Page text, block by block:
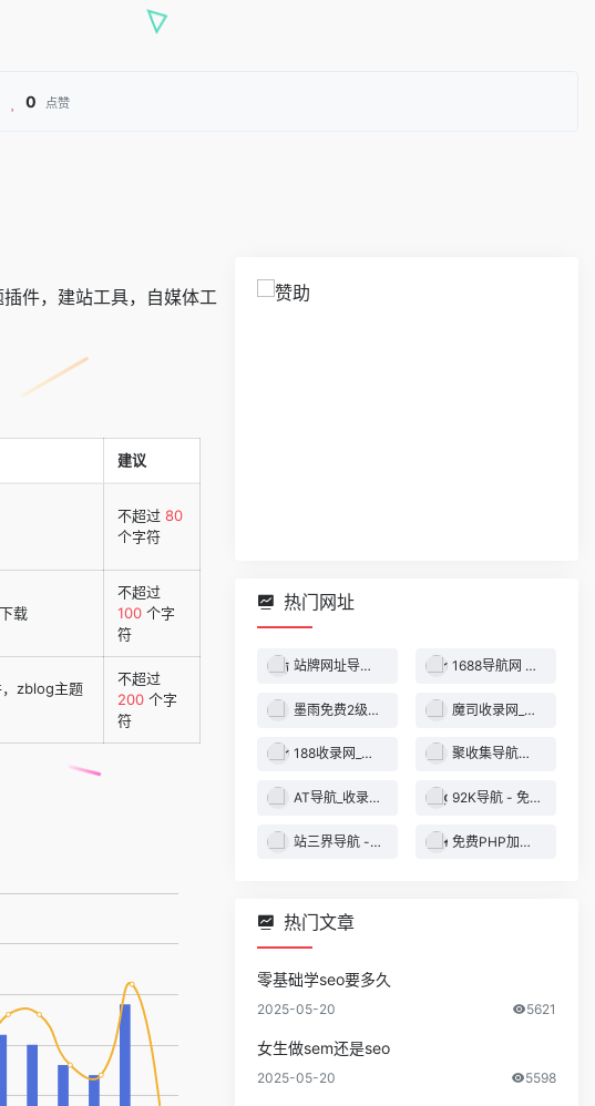
0 点赞
件，建站工具，自媒体工
建议
不超过 80
个字符
载
不超过
100 个字
符
，zblog主题
不超过
200 个字
符
热门网址
站牌网址导航收录网 | 精选网站导航，自动秒收录服务 - 最全网址收录！ 1688导航网 - 技术导航 - 名站网址 - 名站导航 - 免费外链 - 免费收录网站
墨雨免费2级域名 - 二级域名分发服务平台 魔司收录网_分类目录网_免费网站目录_网站收录_网址提交_免费收录网站
188收录网_网站收录-友情链接交换-网址收录-自动秒收录 聚收集导航网 - 海量分类资源一站式导航
AT导航_收录网_免费收录网站_自动收录网_秒收录 92K导航 - 免费自动秒收录网址导航
站三界导航 - 网站目录,网址提交,分类目录,网站大全,名站导航之家 免费PHP加密系统 - PHP代码加密平台
热门文章
零基础学seo要多久
2025-05-20 5621
女生做sem还是seo
2025-05-20 5598